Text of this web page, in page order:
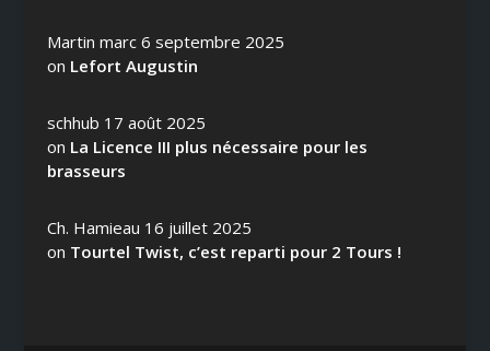
Martin marc 6 septembre 2025
on Lefort Augustin
schhub 17 août 2025
on La Licence III plus nécessaire pour les
brasseurs
Ch. Hamieau 16 juillet 2025
on Tourtel Twist, c’est reparti pour 2 Tours !